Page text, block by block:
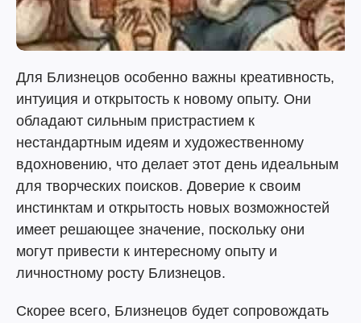
Для Близнецов особенно важны креативность,
интуиция и открытость к новому опыту. Они
обладают сильным пристрастием к
нестандартным идеям и художественному
вдохновению, что делает этот день идеальным
для творческих поисков. Доверие к своим
инстинктам и открытость новых возможностей
имеет решающее значение, поскольку они
могут привести к интересному опыту и
личностному росту Близнецов.
Скорее всего, Близнецов будет сопровождать